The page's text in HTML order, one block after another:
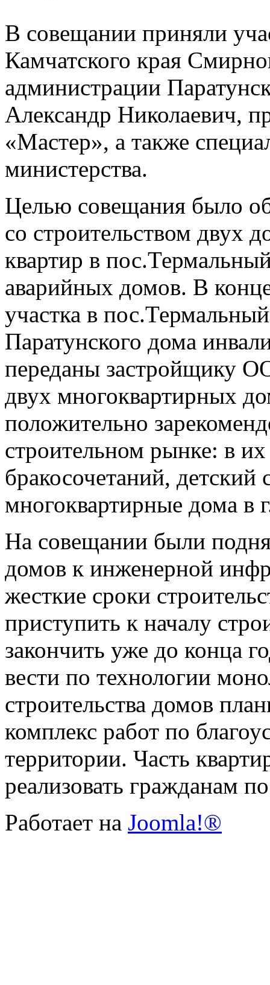
В совещании приняли
Камчатского края
администрации
Александр Николаевич,
«Мастер», а также
министерства.
Целью совещания было
со строительством двух
квартир в
аварийных домов. В
участка в
Паратунского дома
переданы застройщику
двух многоквартирных
положительно
строительном рынке: в
бракосочетаний,
многоквартирные дома в
На совещании были
домов к инженерной
жесткие сроки
приступить к началу
закончить уже до конца
вести по технологии
строительства домов
комплекс работ по
территории. Часть
реализовать гражданам
Работает на Joomla!®